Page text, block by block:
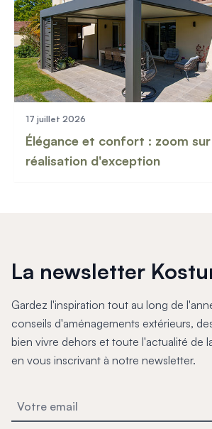
17 juillet 2026
Élégance et confort : zoom
réalisation d'exception
La newsletter
Gardez l'inspiration tout au long de
conseils d'aménagements extérieurs,
bien vivre dehors et toute l'actualité de
en vous inscrivant à notre newsletter.